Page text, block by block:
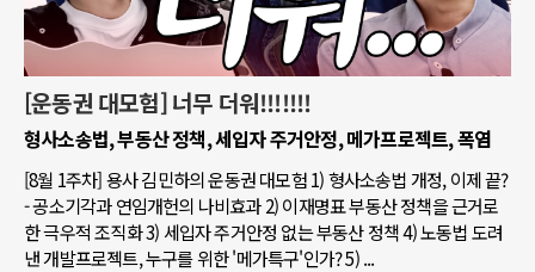
[운동권 대모험] 너무 더워!!!!!!!
형사소송법, 부동산 정책, 세입자 주거안정, 메가프로젝트, 폭염
[8월 1주차] 용사 김민하의 운동권 대모험 1) 형사소송법 개정, 이제 끝?
- 공소기각과 연임개헌의 나비효과 2) 이재명표 부동산 정책을 근거로
한 극우적 조직화 3) 세입자 주거안정 없는 부동산 정책 4) 노동법 도려
낸 개발프로젝트, 누구를 위한 '메가특구'인가? 5) ...